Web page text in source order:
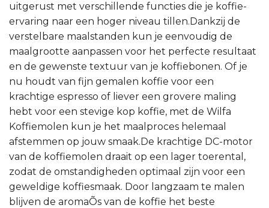
uitgerust met verschillende functies die je koffie-
ervaring naar een hoger niveau tillen.Dankzij de
verstelbare maalstanden kun je eenvoudig de
maalgrootte aanpassen voor het perfecte resultaat
en de gewenste textuur van je koffiebonen. Of je
nu houdt van fijn gemalen koffie voor een
krachtige espresso of liever een grovere maling
hebt voor een stevige kop koffie, met de Wilfa
Koffiemolen kun je het maalproces helemaal
afstemmen op jouw smaak.De krachtige DC-motor
van de koffiemolen draait op een lager toerental,
zodat de omstandigheden optimaal zijn voor een
geweldige koffiesmaak. Door langzaam te malen
blijven de aromaÕs van de koffie het beste